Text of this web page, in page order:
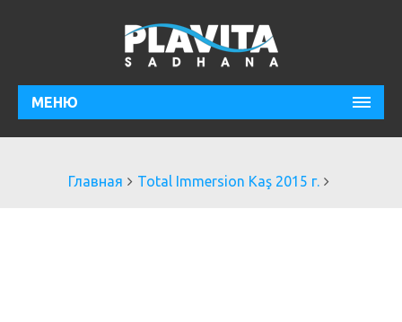
МЕНЮ
Главная Total Immersion Kaş 2015 г.